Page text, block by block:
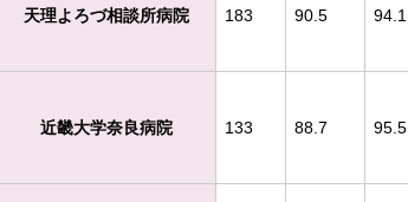
天理よろづ相談所病院 183 90.5 94.1
近畿大学奈良病院 133 88.7 95.5